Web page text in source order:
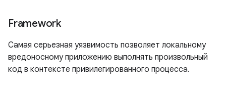
Framework
Самая серьезная уязвимость позволяет локальному
вредоносному приложению выполнять произвольный
код в контексте привилегированного процесса.